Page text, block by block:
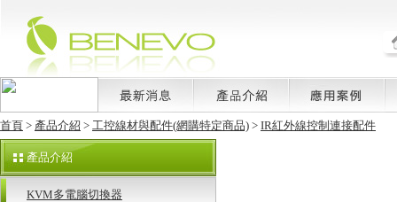
首頁 > 產品介紹 > 工控線材與配件(網購特定商品) > IR紅外線控制連接配件
產品介紹
KVM多電腦切換器